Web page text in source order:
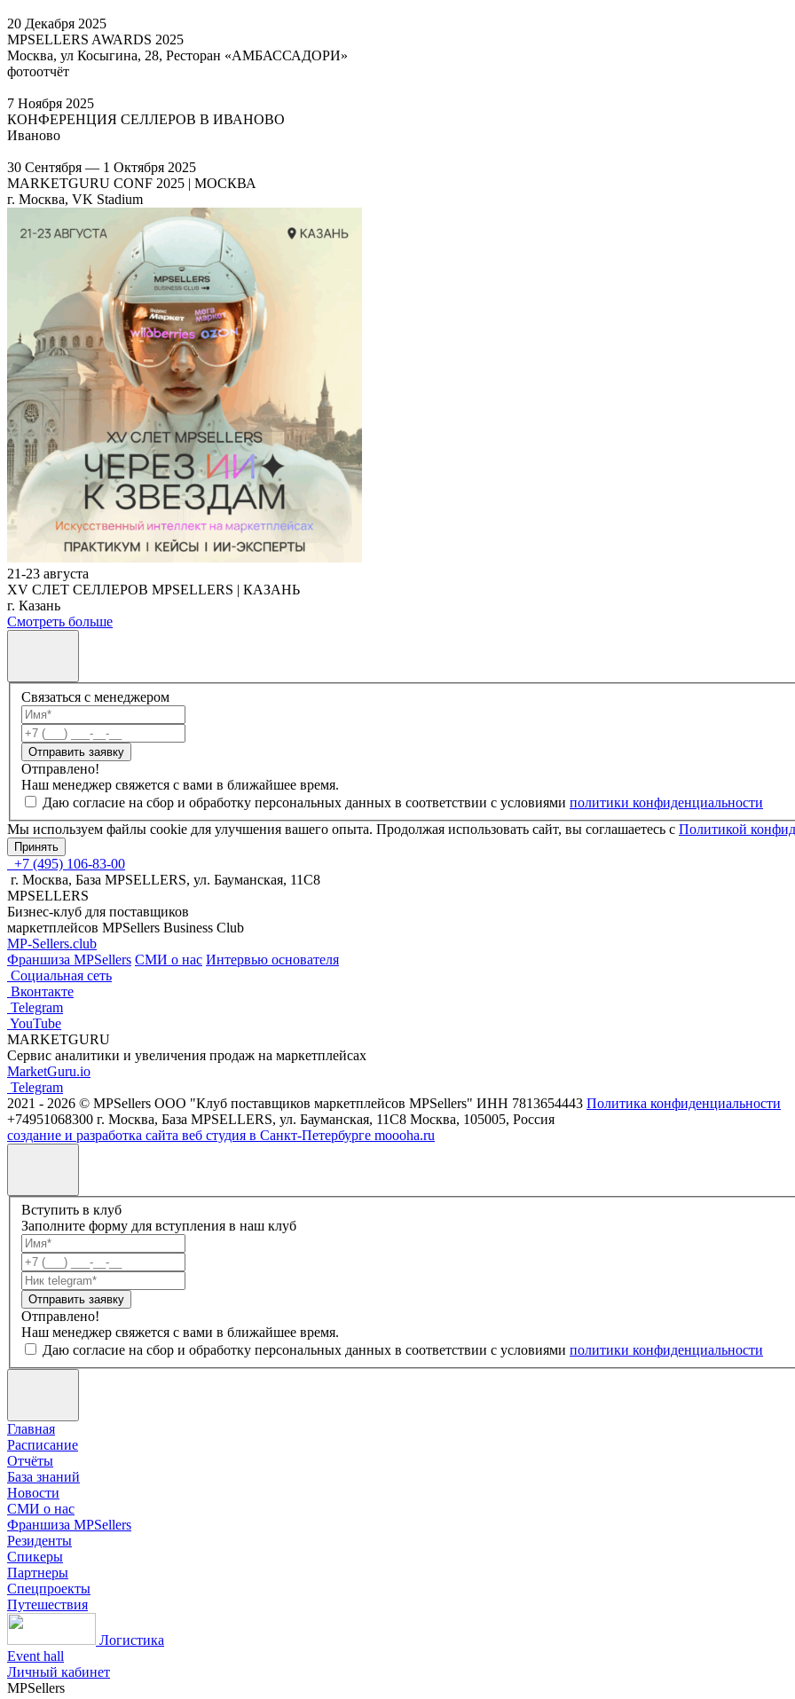
20 Декабря 2025
MPSELLERS AWARDS 2025
Москва, ул Косыгина, 28, Ресторан «АМБАССАДОРИ»
фотоотчёт
7 Ноября 2025
КОНФЕРЕНЦИЯ СЕЛЛЕРОВ В ИВАНОВО
Иваново
30 Сентября — 1 Октября 2025
MARKETGURU CONF 2025 | МОСКВА
г. Москва, VK Stadium
21-23 августа
XV СЛЕТ СЕЛЛЕРОВ MPSELLERS | КАЗАНЬ
г. Казань
Смотреть больше
Связаться с менеджером
Отправить заявку
Отправлено!
Наш менеджер свяжется с вами в ближайшее время.
Даю согласие на сбор и обработку персональных данных в соответствии с условиями политики конфиденциальности
Мы используем файлы cookie для улучшения вашего опыта. Продолжая использовать сайт, вы соглашаетесь с Политикой
Принять
+7 (495) 106-83-00
г. Москва, База MPSELLERS, ул. Бауманская, 11С8
MPSELLERS
Бизнес-клуб для поставщиков
маркетплейсов MPSellers Business Club
MP-Sellers.club
Франшиза MPSellers СМИ о нас Интервью основателя
Cоциальная сеть
Вконтакте
Telegram
YouTube
MARKETGURU
Сервис аналитики и увеличения продаж на маркетплейсах
MarketGuru.io
Telegram
2021 - 2026 © MPSellers ООО "Клуб поставщиков маркетплейсов MPSellers" ИНН 7813654443 Политика конфиденциальности
+74951068300 г. Москва, База MPSELLERS, ул. Бауманская, 11С8 Москва, 105005, Россия
создание и разработка сайта веб студия в Санкт-Петербурге moooha.ru
Вступить в клуб
Заполните форму для вступления в наш клуб
Отправить заявку
Отправлено!
Наш менеджер свяжется с вами в ближайшее время.
Даю согласие на сбор и обработку персональных данных в соответствии с условиями политики конфиденциальности
Главная
Расписание
Отчёты
База знаний
Новости
СМИ о нас
Франшиза MPSellers
Резиденты
Спикеры
Партнеры
Спецпроекты
Путешествия
Логистика
Event hall
Личный кабинет
MPSellers